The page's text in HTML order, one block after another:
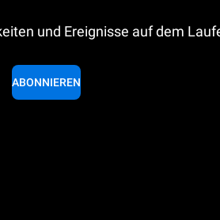
und Ereignisse auf dem
ABONNIEREN